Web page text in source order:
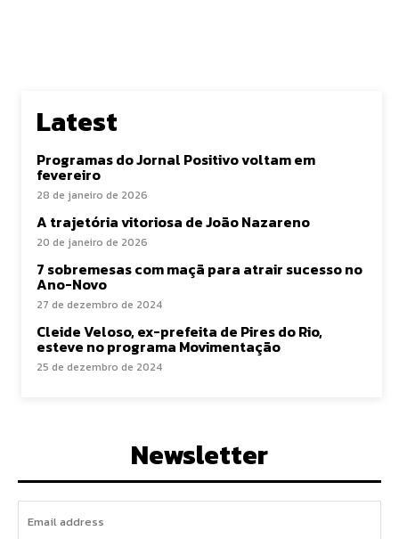
Latest
Programas do Jornal Positivo voltam em
fevereiro
28 de janeiro de 2026
A trajetória vitoriosa de João Nazareno
20 de janeiro de 2026
7 sobremesas com maçã para atrair sucesso no
Ano-Novo
27 de dezembro de 2024
Cleide Veloso, ex-prefeita de Pires do Rio,
esteve no programa Movimentação
25 de dezembro de 2024
Newsletter